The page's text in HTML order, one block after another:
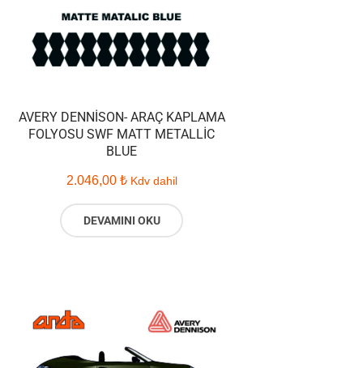
AVERY DENNISON- ARAÇ KAPLAMA
FOLYOSU SWF MATT METALLIC
BLUE
2.046,00 ₺ Kdv dahil
DEVAMINI OKU